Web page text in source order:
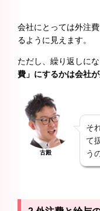
会社にとっては外注
るように見えます。
ただし、繰り返しにな
費」にするかは会社
古殿
そ
て
う